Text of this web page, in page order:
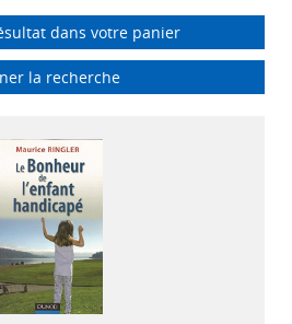
dans votre panier
la recherche